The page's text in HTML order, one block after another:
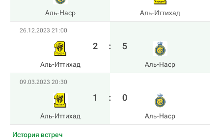
Аль-Наср Аль-Иттихад
26.12.2023 21:00
Аль-Иттихад
2 : 5
Аль-Наср
09.03.2023 20:30
Аль-Иттихад
1 : 0
Аль-Наср
История встреч